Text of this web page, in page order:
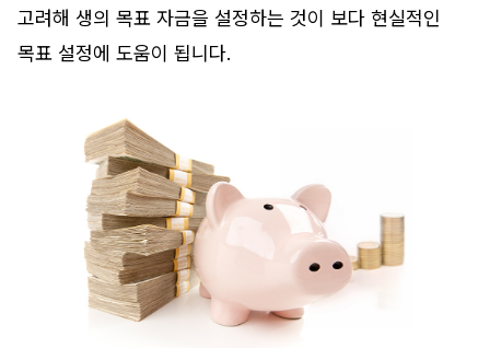
고려해 생의 목표 자금을 설정하는 것이 보다 현실적인
목표 설정에 도움이 됩니다.